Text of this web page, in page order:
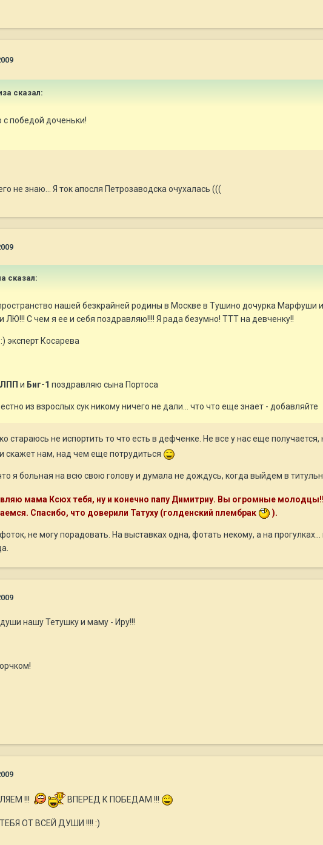
сказал:
победой доченьки!
не знаю... Я ток апосля Петрозаводска очухалась (((
сказал:
нашей безкрайней родины в Москве в Тушино дочурка Марфуши
С чем я ее и себя поздравляю!!!! Я рада безумно! ТТТ на девченку!!
эксперт Косарева
ЛПП и Биг-1 поздравляю сына Портоса
из взрослых сук никому ничего не дали... что что еще знает - добавляйте
стараюсь не испортить то что есть в дефченке. Не все у нас еще
скажет нам, над чем еще потрудиться
я больная на всю свою голову и думала не дождусь, когда выйдем в
мама Ксюх тебя, ну и конечно папу Димитриу. Вы огромные
Спасибо, что доверили Татуху (голденский плембрак
).
не могу порадовать. На выставках одна, фотать некому, а на
нашу Тетушку и маму - Иру!!!
!!! ВПЕРЕД К ПОБЕДАМ !!!
ОТ ВСЕЙ ДУШИ !!!! :)